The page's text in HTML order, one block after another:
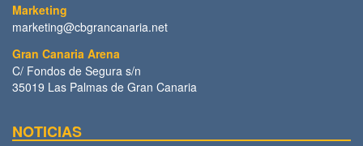
Marketing
marketing@cbgrancanaria.net
Gran Canaria Arena
C/ Fondos de Segura s/n
35019 Las Palmas de Gran Canaria
NOTICIAS